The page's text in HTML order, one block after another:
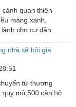
quan thiên
mảng xanh,
cho cư dân.
nhà xã hội giá
từ thương
mô 500 căn hộ